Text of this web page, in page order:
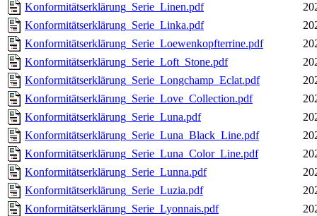
Konformitätserklärung_Serie_Linen.pdf
Konformitätserklärung_Serie_Linka.pdf
Konformitätserklärung_Serie_Loewenkopfterrine.pdf
Konformitätserklärung_Serie_Loft_Stone.pdf
Konformitätserklärung_Serie_Longchamp_Eclat.pdf
Konformitätserklärung_Serie_Love_Collection.pdf
Konformitätserklärung_Serie_Luna.pdf
Konformitätserklärung_Serie_Luna_Black_Line.pdf
Konformitätserklärung_Serie_Luna_Color_Line.pdf
Konformitätserklärung_Serie_Lunna.pdf
Konformitätserklärung_Serie_Luzia.pdf
Konformitätserklärung_Serie_Lyonnais.pdf